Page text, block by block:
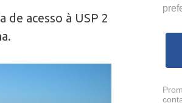
de acesso à USP 2